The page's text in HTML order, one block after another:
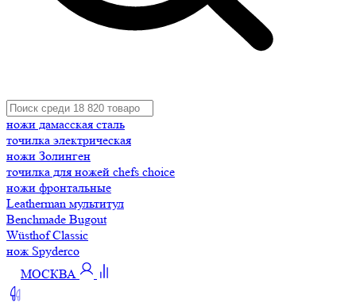
ножи дамасская сталь
точилка электрическая
ножи Золинген
точилка для ножей chefs choice
ножи фронтальные
Leatherman мультитул
Benchmade Bugout
Wüsthof Classic
нож Spyderco
МОСКВА